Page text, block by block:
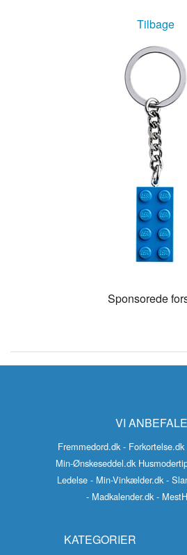
Tilbage
Sponsorede
VI
Fremmedord.dk - Forkortelse.dk
Min-Ønskeseddel.dk
Ledelse - Min-Vinkælder.dk -
- Madkalender.dk -
KATEGORIER